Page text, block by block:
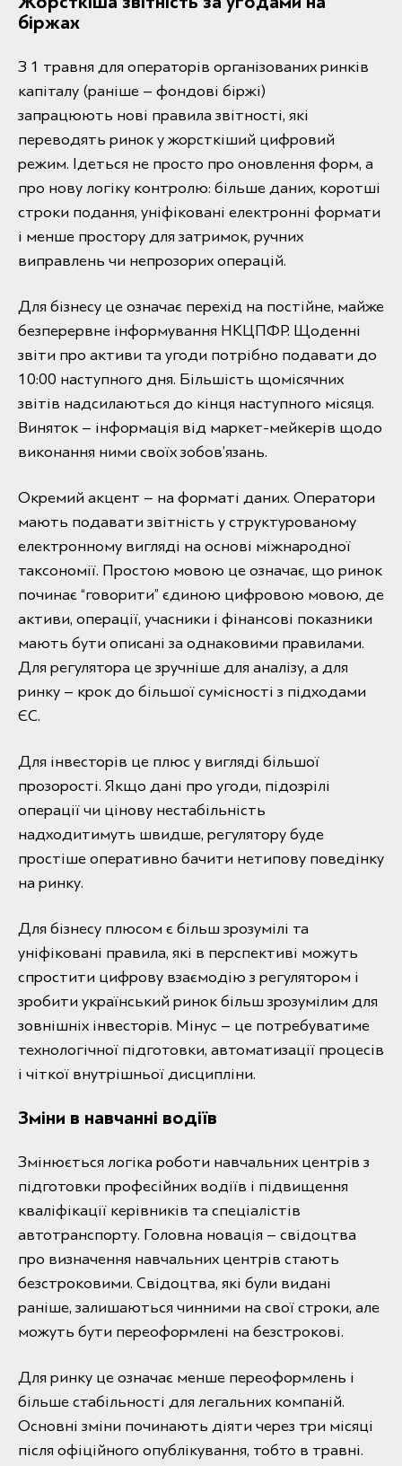
біржах
З 1 травня для операторів організованих ринків
капіталу (раніше – фондові біржі)
запрацюють нові правила звітності, які
переводять ринок у жорсткіший цифровий
режим. Ідеться не просто про оновлення форм, а
про нову логіку контролю: більше даних, коротші
строки подання, уніфіковані електронні формати
і менше простору для затримок, ручних
виправлень чи непрозорих операцій.
Для бізнесу це означає перехід на постійне, майже
безперервне інформування НКЦПФР. Щоденні
звіти про активи та угоди потрібно подавати до
10:00 наступного дня. Більшість щомісячних
звітів надсилаються до кінця наступного місяця.
Виняток – інформація від маркет-мейкерів щодо
виконання ними своїх зобов’язань.
Окремий акцент – на форматі даних. Оператори
мають подавати звітність у структурованому
електронному вигляді на основі міжнародної
таксономії. Простою мовою це означає, що ринок
починає “говорити” єдиною цифровою мовою, де
активи, операції, учасники і фінансові показники
мають бути описані за однаковими правилами.
Для регулятора це зручніше для аналізу, а для
ринку – крок до більшої сумісності з підходами
ЄС.
Для інвесторів це плюс у вигляді більшої
прозорості. Якщо дані про угоди, підозрілі
операції чи цінову нестабільність
надходитимуть швидше, регулятору буде
простіше оперативно бачити нетипову поведінку
на ринку.
Для бізнесу плюсом є більш зрозумілі та
уніфіковані правила, які в перспективі можуть
спростити цифрову взаємодію з регулятором і
зробити український ринок більш зрозумілим для
зовнішніх інвесторів. Мінус – це потребуватиме
технологічної підготовки, автоматизації процесів
і чіткої внутрішньої дисципліни.
Зміни в навчанні водіїв
Змінюється логіка роботи навчальних центрів з
підготовки професійних водіїв і підвищення
кваліфікації керівників та спеціалістів
автотранспорту. Головна новація – свідоцтва
про визначення навчальних центрів стають
безстроковими. Свідоцтва, які були видані
раніше, залишаються чинними на свої строки, але
можуть бути переоформлені на безстрокові.
Для ринку це означає менше переоформлень і
більше стабільності для легальних компаній.
Основні зміни починають діяти через три місяці
після офіційного опублікування, тобто в травні.